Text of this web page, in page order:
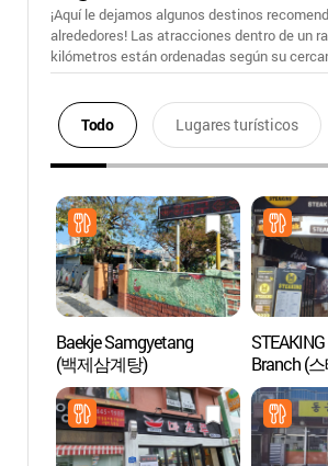
¡Aquí le dejamos algunos destinos
alrededores! Las atracciones dentro de un
kilómetros están ordenadas según su
Todo Lugares turísticos
Baekje Samgyetang
(백제삼계탕)
Branch (